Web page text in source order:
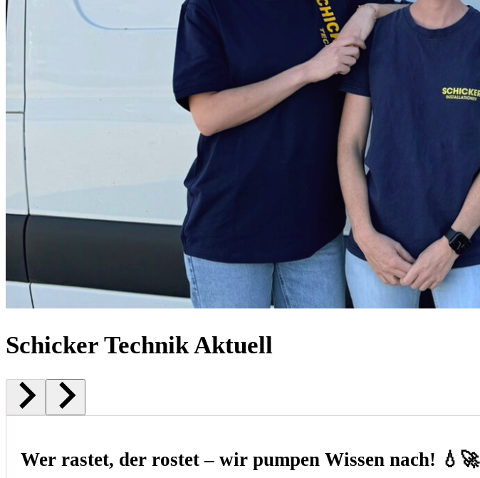
Schicker Technik Aktuell
Wer rastet, der rostet – wir pumpen Wissen nach! 💧🚀